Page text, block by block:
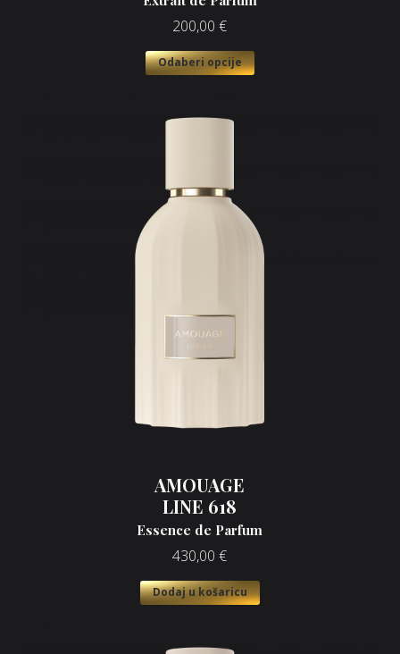
200,00 €
Odaberi opcije
AMOUAGE
LINE 618
Essence de Parfum
430,00 €
Dodaj u košaricu